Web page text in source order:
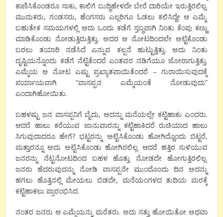
ಕಾಣಿಸಿಕೊಂಡರೂ ಸಾಕು,ಕಾಲಿಗೆ ಬುದ್ಧಿಹೇಳದೇ ಬೇರೆ ದಾರಿಯೇ ಇರುತ್ತಿರಲಿಲ್ಲ.
ಮುದುಕರು,ಗಂಡಸರು,ಹೆಂಗಸರು ಎಲ್ಲರಿಗೂ ಓಡಲು ಕಲಿಸಿದ್ದೇ ಆ ಎಮ್ಮೆ.
ಬಹುತೇಕ ಸಮಯಗಳಲ್ಲಿ ಅದು ಒಂದು ಕಡೆಗೆ ಸ್ತಬ್ಧವಾಗಿ ನಿಂತು ಕೆಂಪು ಕಣ್ಣು
ಮಾಡಿಕೊಂಡು ನೋಡುತ್ತಿರುತ್ತಿತ್ತು. ಅದರ ಆ ನೋಟದಿಂದಲೇ ಅಟ್ಟಿಕೊಂಡು
ಬರಲು
ತಯಾರಿ ನಡೆಸಿದೆ ಎನ್ನುವ ಕಲ್ಪನೆ ಹುಟ್ಟುತ್ತಿತ್ತು.ಅದು
ನಿಂತು
ದೃಷ್ಟಿಯನ್ನೊಂದು ಕಡೆಗೆ ನೆಟ್ಟಿತೆಂದರೆ ಎಂತವರ ನಡಿಗೆಯೂ ಜೋರಾಗುತ್ತಿತ್ತು.
ಎಮ್ಮೆಯ ಆ ನೋಟ ಎಷ್ಟು ಪ್ರಖ್ಯಾತವಾಯಿತೆಂದರೆ – ಗುರಾಯಿಸುವುದಕ್ಕೆ
ಪರ್ಯಾಯವಾಗಿ “ವಾಸಪ್ಪನ ಎಮ್ಮೆಯಂತೆ ನೋಡುವುದು”
ಎಂದಾಗಿಹೋಯಿತು.
ಬಹಳಷ್ಟು ಜನ ವಾಸಪ್ಪನಿಗೆ ಬೈದು, ಅದನ್ನು ಮನೆಯಲ್ಲೇ ಕಟ್ಟಿಹಾಕು ಎಂದರು.
ಆದರೆ ಹಾಲು ಕರೆಯುವ ಜಾನುವಾರನ್ನು ಕಟ್ಟಿಹಾಕಿದರೆ ರುಚಿಯಾದ ಹಾಲು
ಸಿಗುವುದಾದರೂ ಹೇಗೆ?ಭಟ್ಟರನ್ನು ಅಟ್ಟಿಸಿಕೊಂಡು ಹೋಗಿದ್ದೊಂದು ಬಿಟ್ಟರೆ,
ಮತ್ತಾರನ್ನೂ ಅದು ಅಟ್ಟಿಸಿಕೊಂಡು ಹೋಗಿರಲಿಲ್ಲ.ಆದರೆ ಹತ್ತಿರ ಸುಳಿಯುವ
ಜನರನ್ನು
ನೆಟ್ಟನೋಟದಿಂದ ಬಹಳ ಹೊತ್ತು ನೋಡದೇ ಹೋಗುತ್ತಿರಲಿಲ್ಲ.
ಜನರು ಹೆದರುವುದನ್ನು ನೋಡಿ ವಾಸಪ್ಪನೇ ಮುಂದೊಂದು ದಿನ ಅದನ್ನು
ಹಗಲು ಹೊತ್ತಿನಲ್ಲಿ ಮೇಯಲು ಬಿಡದೇ, ಮನೆಯಂಗಳದ ತುದಿಯ ಮರಕ್ಕೆ
ಕಟ್ಟಿಹಾಕಲು ಪ್ರಾರಂಭಿಸಿದ.
ನಂತರ ಜನರು ಆ ಎಮ್ಮೆಯನ್ನು ಮರೆತರು. ಅದು ಸತ್ತು ಹೋಯಿತೋ ಅಥವಾ